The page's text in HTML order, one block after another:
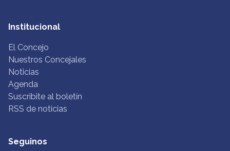
Institucional
El Concejo
Nuestros Concejales
Noticias
Agenda
Suscribite al boletín
RSS de noticias
Seguinos